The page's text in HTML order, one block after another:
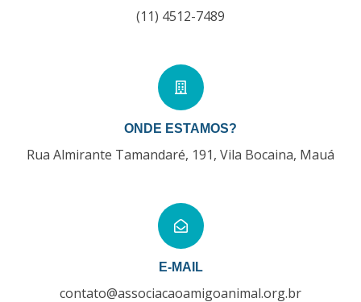
(11) 4512-7489
ONDE ESTAMOS?
Rua Almirante Tamandaré, 191, Vila Bocaina, Mauá
E-MAIL
contato@associacaoamigoanimal.org.br